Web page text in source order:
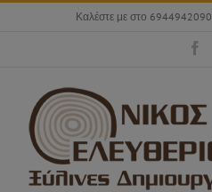
Skip
Καλέστε με στο 6944942090